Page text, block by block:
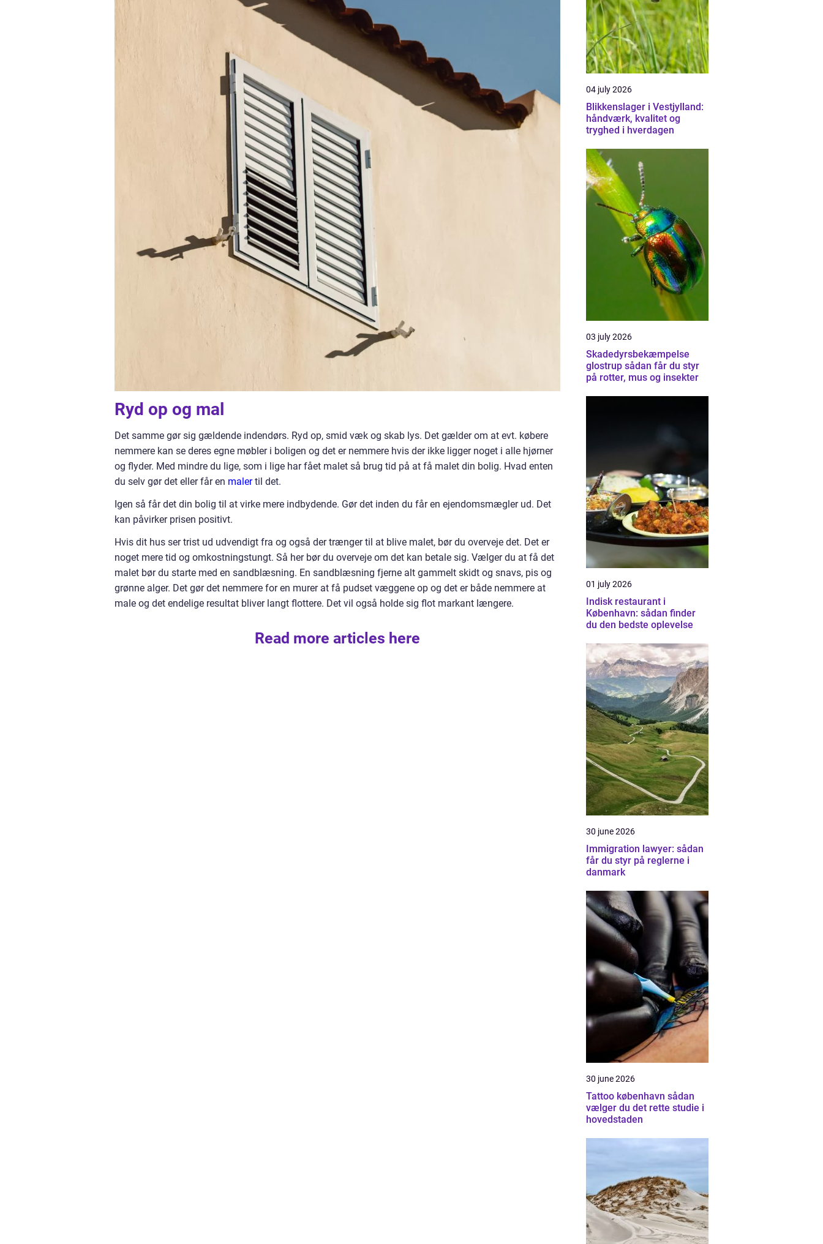
Ryd op og mal
Det samme gør sig gældende indendørs. Ryd op, smid væk og skab lys. Det gælder om at evt. købere
nemmere kan se deres egne møbler i boligen og det er nemmere hvis der ikke ligger noget i alle hjørner
og flyder. Med mindre du lige, som i lige har fået malet så brug tid på at få malet din bolig. Hvad enten
du selv gør det eller får en malertil det.
Igen så får det din bolig til at virke mere indbydende. Gør det inden du får en ejendomsmægler ud. Det
kan påvirker prisen positivt.
Hvis dit hus ser trist ud udvendigt fra og også der trænger til at blive malet, bør du overveje det. Det er
noget mere tid og omkostningstungt. Så her bør du overveje om det kan betale sig. Vælger du at få det
malet bør du starte med en sandblæsning. En sandblæsning fjerne alt gammelt skidt og snavs, pis og
grønne alger. Det gør det nemmere for en murer at få pudset væggene op og det er både nemmere at
male og det endelige resultat bliver langt flottere. Det vil også holde sig flot markant længere.
Read more articles here
04 july 2026
Blikkenslager i Vestjylland:
håndværk, kvalitet og
tryghed i hverdagen
03 july 2026
Skadedyrsbekæmpelse
glostrup sådan får du styr
på rotter, mus og insekter
01 july 2026
Indisk restaurant i
København: sådan finder
du den bedste oplevelse
30 june 2026
Immigration lawyer: sådan
får du styr på reglerne i
danmark
30 june 2026
Tattoo københavn sådan
vælger du det rette studie i
hovedstaden